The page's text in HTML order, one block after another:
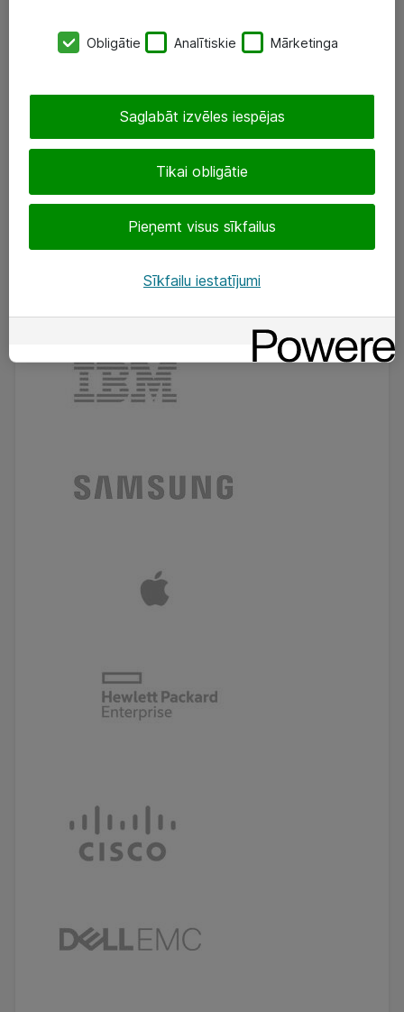
Obligātie Analītiskie Mārketinga
Tikai obligātie
Pieņemt visus sīkfailus
Saglabāt izvēles iespējas
Sīkfailu iestatījumi